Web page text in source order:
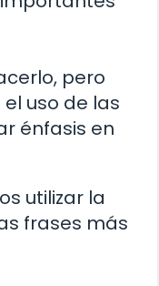
pero
uso de las
énfasis en
utilizar la
frases más